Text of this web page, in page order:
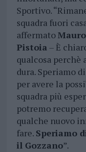
Sportivo.
squadra fuori
affermato
Pistoia – È
qualcosa
dura. Speriamo
per avere la
squadra più
potremo
qualche nuovo
fare. Speriamo
il Gozzano”.